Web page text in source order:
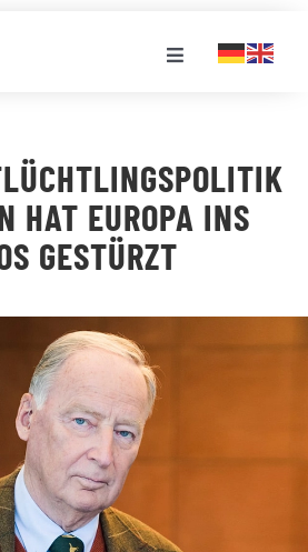
Toggle
HAT EUROPA INS
GESTÜRZT